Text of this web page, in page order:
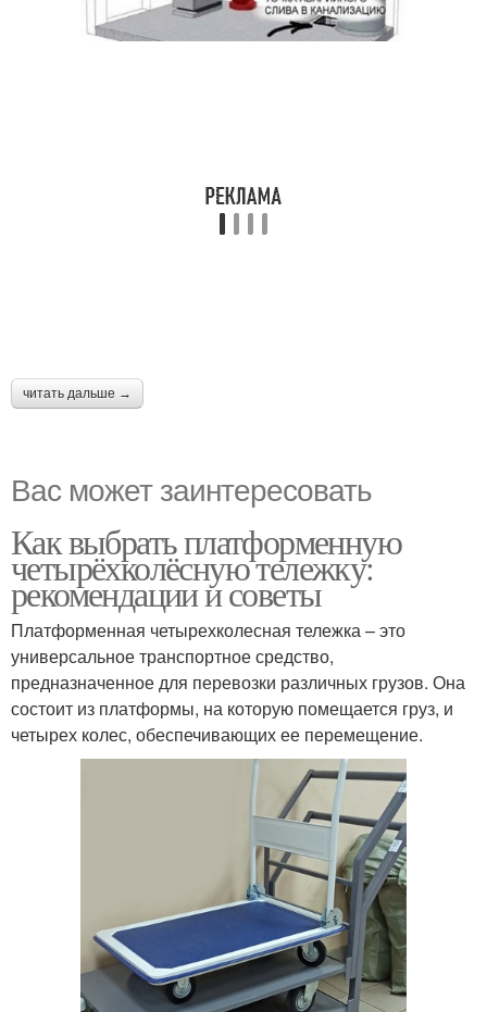
читать дальше →
Вас может заинтересовать
Как выбрать платформенную
четырёхколёсную тележку:
рекомендации и советы
Платформенная четырехколесная тележка – это
универсальное транспортное средство,
предназначенное для перевозки различных грузов. Она
состоит из платформы, на которую помещается груз, и
четырех колес, обеспечивающих ее перемещение.